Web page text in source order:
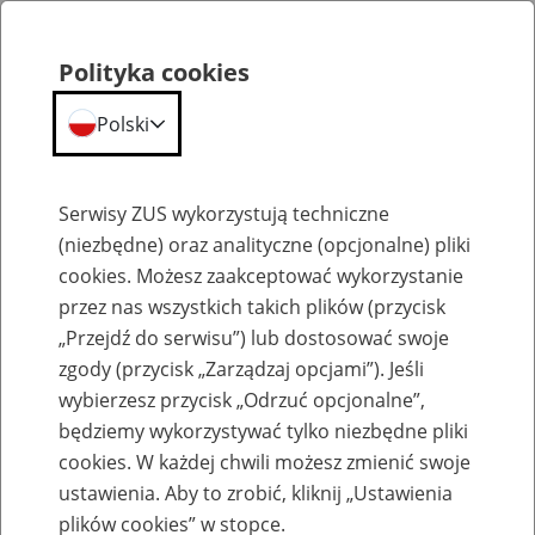
Szkolenia
Zaproś ZUS do siebie: Aktywni 50+
Polityka cookies
Polski
Serwisy ZUS wykorzystują techniczne
(niezbędne) oraz analityczne (opcjonalne) pliki
cookies. Możesz zaakceptować wykorzystanie
przez nas wszystkich takich plików (przycisk
„Przejdź do serwisu”) lub dostosować swoje
zgody (przycisk „Zarządzaj opcjami”). Jeśli
wybierzesz przycisk „Odrzuć opcjonalne”,
będziemy wykorzystywać tylko niezbędne pliki
cookies. W każdej chwili możesz zmienić swoje
ustawienia. Aby to zrobić, kliknij „Ustawienia
plików cookies” w stopce.